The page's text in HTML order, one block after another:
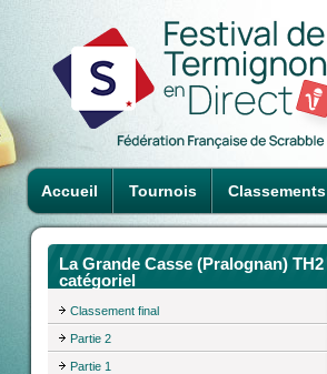
Accueil Tournois Classements
La Grande Casse (Pralognan) TH2
catégoriel
Classement final
Partie 2
Partie 1